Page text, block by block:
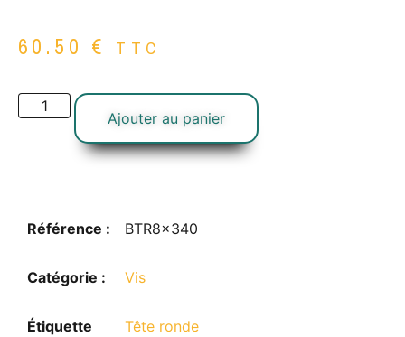
60.50 € TTC
Ajouter au panier
Référence : BTR8x340
Catégorie : Vis
Étiquette Tête ronde